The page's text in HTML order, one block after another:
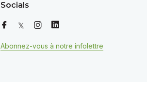
Socials
Abonnez-vous à notre infolettre